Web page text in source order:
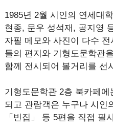
1985년 2월 시인의 연세대
현종, 문우 성석재, 공지영
자필 메모와 사진이 다수
들의 편지와 기형도문학관
함께 전시되어 볼거리를 선
기형도문학관 2층 북카페
되고 관람객은 누구나 시인
「빈집」 등 5편을 직접 필